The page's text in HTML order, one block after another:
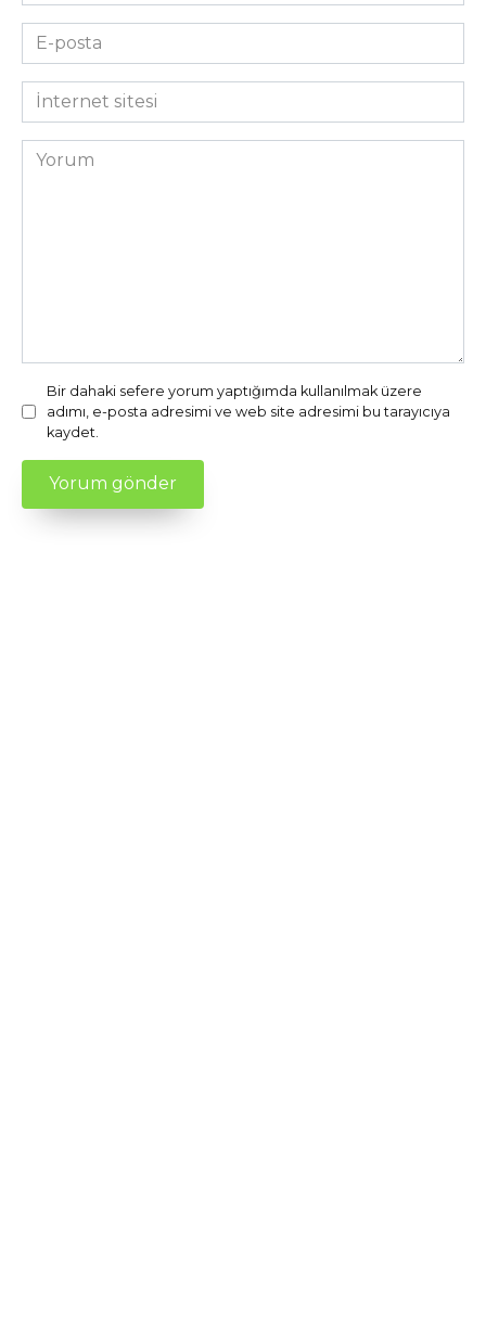
E-
posta
*İnternet
sitesi
Yorum
Bir dahaki sefere yorum yaptığımda kullanılmak üzere
adımı, e-posta adresimi ve web site adresimi bu tarayıcıya
kaydet.